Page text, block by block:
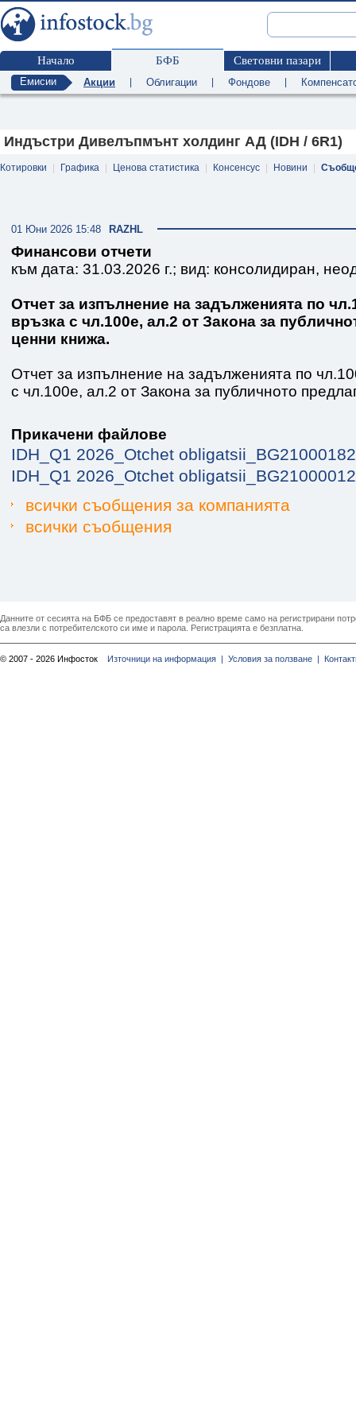
Начало БФБ Световни пазари
Емисии Акции Облигации Фондове
Индъстри Дивелъпмънт холдинг АД (IDH / 6R1)
Котировки Графика Ценова статистика Консенсус Новини
RAZHL
01 Юни 2026 15:48
Финансови отчети
към дата: 31.03.2026 г.; вид: консолидиран,
Отчет за изпълнение на задълженията по
връзка с чл.100е, ал.2 от Закона за
ценни книжа.
Отчет за изпълнение на задълженията по
с чл.100е, ал.2 от Закона за публичното
Прикачени файлове
IDH_Q1 2026_Otchet
IDH_Q1 2026_Otchet
всички съобщения за компанията
всички съобщения
Данните от сесията на БФБ се предоставят в реално време само на регистрирани
са влезли с потребителското си име и парола. Регистрацията е безплатна.
© 2007 - 2026 Инфосток Източници на информация | Условия за ползване |